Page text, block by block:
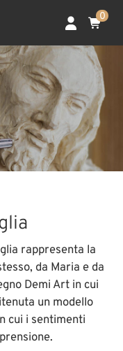
0
rappresenta la
da Maria e da
Demi Art in cui
un modello
cui i sentimenti